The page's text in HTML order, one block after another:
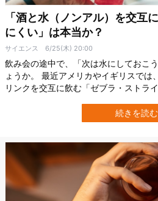
「酒と水（ノンアル）を交互
にくい」は本当か？
サイエンス 6/25(木) 20:00
飲み会の途中で、「次は水にしておこ
ょうか。 最近アメリカやイギリスでは
リンクを交互に飲む「ゼブラ・ストラ
などでも話題ですが、研究者たちは、
見ています。 イギリスのリヴァプール
続きを読む